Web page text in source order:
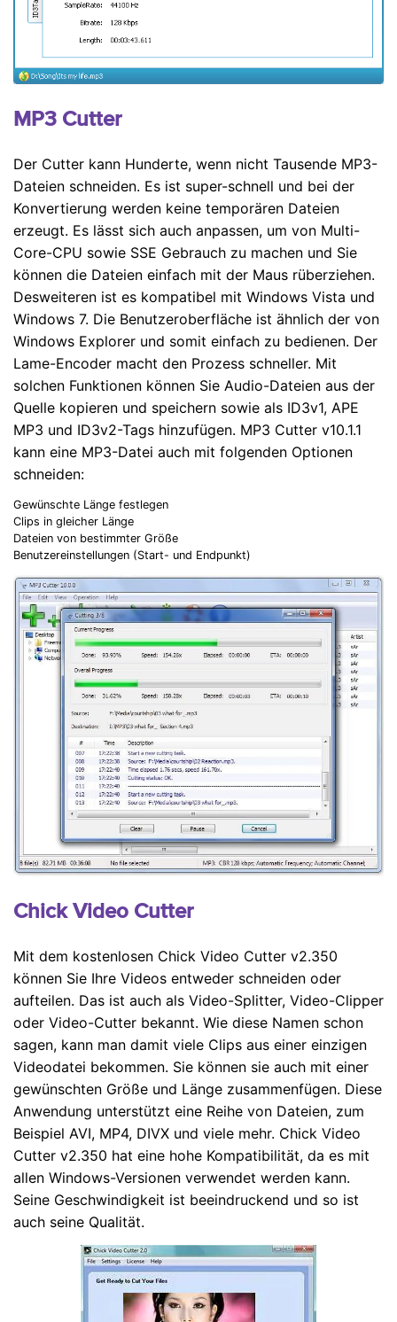
MP3 Cutter
Der Cutter kann Hunderte, wenn nicht Tausende MP3-
Dateien schneiden. Es ist super-schnell und bei der
Konvertierung werden keine temporären Dateien
erzeugt. Es lässt sich auch anpassen, um von Multi-
Core-CPU sowie SSE Gebrauch zu machen und Sie
können die Dateien einfach mit der Maus rüberziehen.
Desweiteren ist es kompatibel mit Windows Vista und
Windows 7. Die Benutzeroberfläche ist ähnlich der von
Windows Explorer und somit einfach zu bedienen. Der
Lame-Encoder macht den Prozess schneller. Mit
solchen Funktionen können Sie Audio-Dateien aus der
Quelle kopieren und speichern sowie als ID3v1, APE
MP3 und ID3v2-Tags hinzufügen. MP3 Cutter v10.1.1
kann eine MP3-Datei auch mit folgenden Optionen
schneiden:
Gewünschte Länge festlegen
Clips in gleicher Länge
Dateien von bestimmter Größe
Benutzereinstellungen (Start- und Endpunkt)
Chick Video Cutter
Mit dem kostenlosen Chick Video Cutter v2.350
können Sie Ihre Videos entweder schneiden oder
aufteilen. Das ist auch als Video-Splitter, Video-Clipper
oder Video-Cutter bekannt. Wie diese Namen schon
sagen, kann man damit viele Clips aus einer einzigen
Videodatei bekommen. Sie können sie auch mit einer
gewünschten Größe und Länge zusammenfügen. Diese
Anwendung unterstützt eine Reihe von Dateien, zum
Beispiel AVI, MP4, DIVX und viele mehr. Chick Video
Cutter v2.350 hat eine hohe Kompatibilität, da es mit
allen Windows-Versionen verwendet werden kann.
Seine Geschwindigkeit ist beeindruckend und so ist
auch seine Qualität.